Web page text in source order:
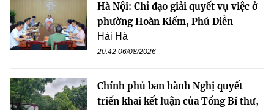
Hà Nội: Chỉ đạo giải quyết vụ việc ở
phường Hoàn Kiếm, Phú Diễn
Hải Hà
20:42 06/08/2026
Chính phủ ban hành Nghị quyết
triển khai kết luận của Tổng Bí thư,